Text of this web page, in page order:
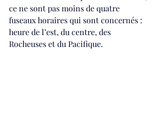
ce ne sont pas moins de quatre
fuseaux horaires qui sont concernés :
heure de l’est, du centre, des
Rocheuses et du Pacifique.